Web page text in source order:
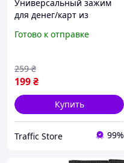
Универсальный зажим
для денег/карт из
«Money clip» с двумя
Готово к отправке
199₴
259 ₴
Купить
Traffic Store 99%